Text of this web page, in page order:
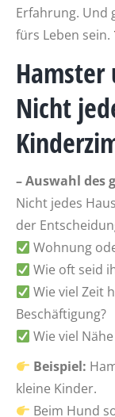
Erfahrung. Und
fürs Leben sein.
Nicht
– Auswahl des
Nicht jedes
der
Wohnung
Wie oft seid
Wie viel Zeit
Beschäftigung?
Wie viel
Beispiel:
kleine Kinder.
Beim Hund